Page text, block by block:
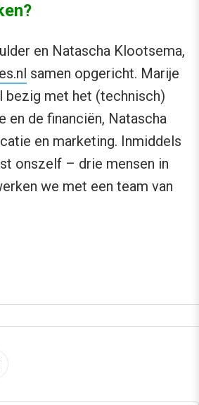
en Natascha Klootsema,
samen opgericht. Marije
bezig met het (technisch)
en de financiën, Natascha
en marketing. Inmiddels
onszelf – drie mensen in
we met een team van